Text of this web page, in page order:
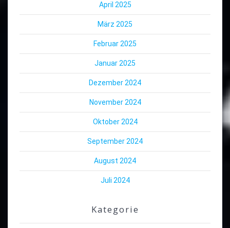
April 2025
März 2025
Februar 2025
Januar 2025
Dezember 2024
November 2024
Oktober 2024
September 2024
August 2024
Juli 2024
Kategorie